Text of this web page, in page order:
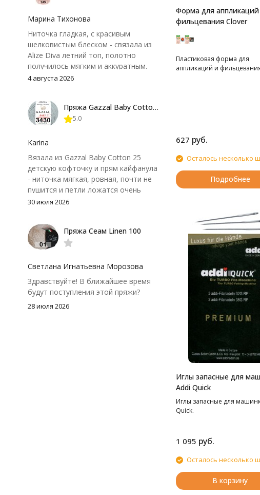
Форма для
фильцевания Clover
Пластиковая форма для
аппликаций и
627 руб.
Осталось несколько
Подробнее
Иглы запасные для
Addi Quick
Иглы запасные для
Quick.
1 095 руб.
Осталось несколько
В корзину
Марина Тихонова
Ниточка гладкая, с красивым
шелковистым блеском - связала из
Alize Diva летний топ, полотно
получилось мягким и аккуратным.
Петли хорошо видны, вяжется
нюанс - пряжа немного скользит и
иногда расслаивается, пришлось
крючок поудобнее.
4 августа 2026
Пряжа Gazzal Baby Cotton 25
5.0
Karina
Вязала из Gazzal Baby Cotton 25
детскую кофточку и прям кайфанула
- ниточка мягкая, ровная, почти не
пушится и петли ложатся очень
аккуратно. После стирки полотно
потеряло, цвет тоже не стал
тусклее. Единственный нюанс -
моточки маленькие, расход лучше
чуть-чуть не хватило))
30 июля 2026
Пряжа Сеам Linen 100
Светлана Игнатьевна Морозова
Здравствуйте! В ближайшее время
будут поступления этой пряжи?
28 июля 2026